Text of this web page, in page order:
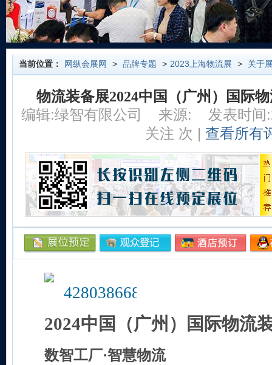
当前位置： 网纵会展网 > 品牌专题 > 2023上海物流展 > 关于
物流装备展2024中国（广州）国际
编辑:绿智有限公司
来源:
发表时间
关注 次 | 查看所有
2024中国（广州）国际物流
数智工厂·智慧物流